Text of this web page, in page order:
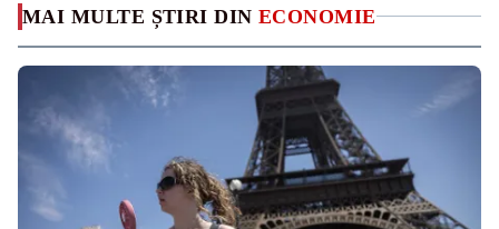
MAI MULTE ȘTIRI DIN ECONOMIE